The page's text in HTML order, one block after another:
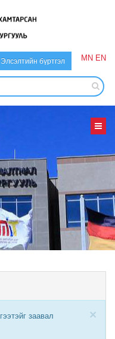
Элсэлтийн бүртгэл MN EN
×
заавал